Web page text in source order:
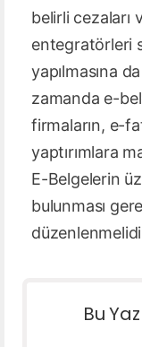
belirli cezaları
entegratörleri
yapılmasına
zamanda e-
firmaların, e-
yaptırımlara
E-Belgelerin
bulunması
Bu